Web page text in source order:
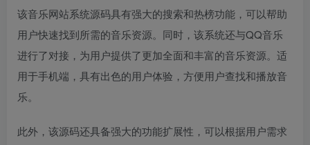
该音乐网站系统源码具有强大的搜索和热榜功能，可以帮助
用户快速找到所需的音乐资源。同时，该系统还与QQ音乐
进行了对接，为用户提供了更加全面和丰富的音乐资源。适
用于手机端，具有出色的用户体验，方便用户查找和播放音
乐。
此外，该源码还具备强大的功能扩展性，可以根据用户需求